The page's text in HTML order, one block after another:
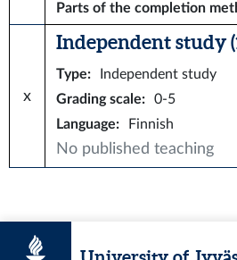
Parts of the completion
x
Independent study
Type:
Independent study
Grading scale:
0-5
Language: Finnish
No published teaching